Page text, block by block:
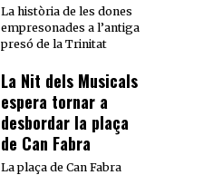
La història de les dones
empresonades a l’antiga
presó de la Trinitat
La Nit dels Musicals
espera tornar a
desbordar la plaça
de Can Fabra
La plaça de Can Fabra